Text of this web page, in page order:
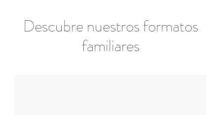
Descubre nuestros formatos
familiares